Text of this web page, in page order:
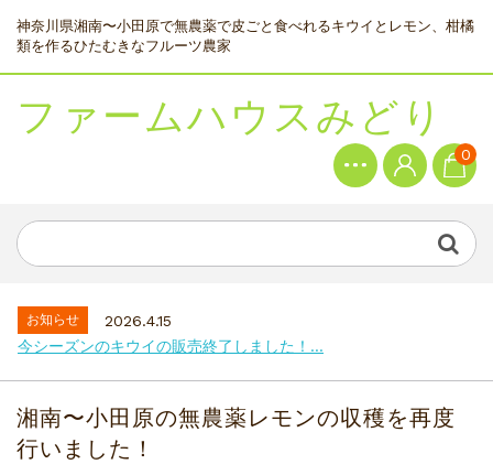
神奈川県湘南〜小田原で無農薬で皮ごと食べれるキウイとレモン、柑橘
類を作るひたむきなフルーツ農家
ファームハウスみどり 0
お知らせ
2026.4.15
今シーズンのキウイの販売終了しました！...
湘南〜小田原の無農薬レモンの収穫を再度
行いました！